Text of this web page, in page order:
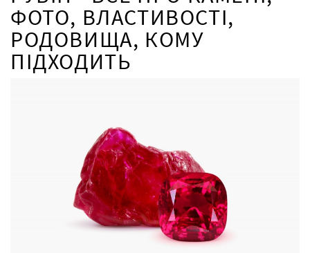
ФОТО, ВЛАСТИВОСТІ,
РОДОВИЩА, КОМУ
ПІДХОДИТЬ